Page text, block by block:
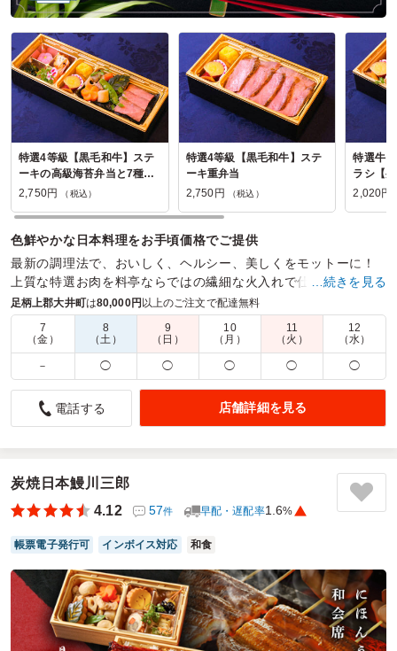
特選4等級【黒毛和牛】ステ
ーキの高級海苔弁当と7種の
副菜【彩り御膳】
2,750円 （税込）
特選4等級【黒毛和牛】ステ
ーキ重弁当
2,750円
（税込）
特選牛
ラシ【
2,020円
色鮮やかな日本料理をお手頃価格でご提供
最新の調理法で、おいしく、ヘルシー、美しくをモットーに！
上質な特選お肉を料亭ならではの繊細な火入れで仕上げます。
商品数： 20 締切日時： 1日前10:00 価格帯： 1,360円～5,775円
配達時間：
6:00～17:00
時間ギリギリ配達が遅く。。。ドキドキした。
4.0 日本ストライカー(株)
説明会時のお弁当として。。お茶付き予算内で彩が良く、年
彩華やかさも喜んでくれるかなって考えながら今回のお弁当
にたどり着きましたが満足です。
参加者の年齢：40代～50代男女比：女性多め
神奈川県横浜市中区本牧三之谷2026/07/12
日本料理富田の口コミをもっと見る
…続きを見る
足柄上郡大井町は80,000円 以上のご注文で配達無料
7
（金）
8
（土）
9
（日）
10
（月）
11
（火）
12
（水）
－ ◯ ◯ ◯ ◯ ◯
電話する 店舗詳細を見る
炭焼日本鰻川三郎
4.12
57件 早配・遅配率1.6%
帳票電子発行可 インボイス対応 和食